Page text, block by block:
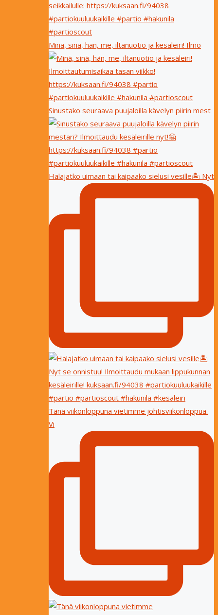
Minä, sinä, hän, me, iltanuotio ja kesäleiri! Ilmo
Sinustako seuraava puujaloilla kävelyn piirin mest
Halajatko uimaan tai kaipaako sielusi vesille🏝 Nyt
Tänä viikonloppuna vietimme johtisviikonloppua.
Vi